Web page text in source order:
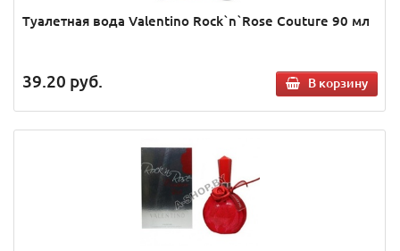
Туалетная вода Valentino Rock`n`Rose Couture 90 мл
39.20 руб. В корзину